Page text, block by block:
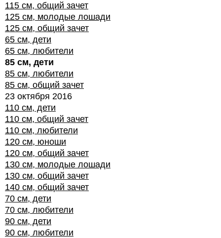
115 см, общий зачет
125 см, молодые лошади
125 см, общий зачет
65 см, дети
65 см, любители
85 см, дети
85 см, любители
85 см, общий зачет
23 октября 2016
110 см, дети
110 см, общий зачет
110 см, любители
120 см, юноши
120 см, общий зачет
130 см, молодые лошади
130 см, общий зачет
140 см, общий зачет
70 см, дети
70 см, любители
90 см, дети
90 см, любители